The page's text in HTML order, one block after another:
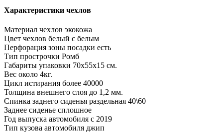
Характеристики чехлов
Материал чехлов экокожа
Цвет чехлов белый с белым
Перфорация зоны посадки есть
Тип прострочки Ромб
Габариты упаковки 70х55х15 см.
Вес около 4кг.
Цикл истирания более 40000
Толщина внешнего слоя до 1,2 мм.
Спинка заднего сиденья раздельная 40\60
Заднее сиденье сплошное
Год выпуска автомобиля с 2019
Тип кузова автомобиля джип